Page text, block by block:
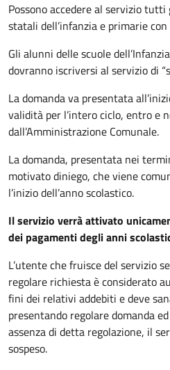
Possono accedere al servizio
statali dell’infanzia e primarie
Gli alunni delle scuole
dovranno iscriversi al servizio di
La domanda va presentata
validità per l’intero ciclo, entro e
dall’Amministrazione Comunale.
La domanda, presentata nei
motivato diniego, che viene
l’inizio dell’anno scolastico.
Il servizio verrà attivato
dei pagamenti degli anni
L’utente che fruisce del servizio
regolare richiesta è considerato
fini dei relativi addebiti e deve
presentando regolare domanda
assenza di detta regolazione, il
sospeso.